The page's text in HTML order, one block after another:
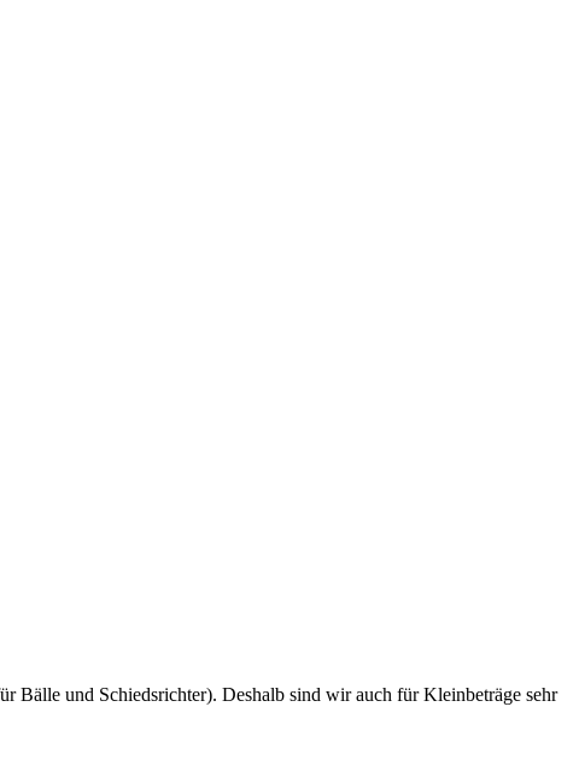
Bälle und Schiedsrichter). Deshalb sind wir auch für Kleinbeträge sehr